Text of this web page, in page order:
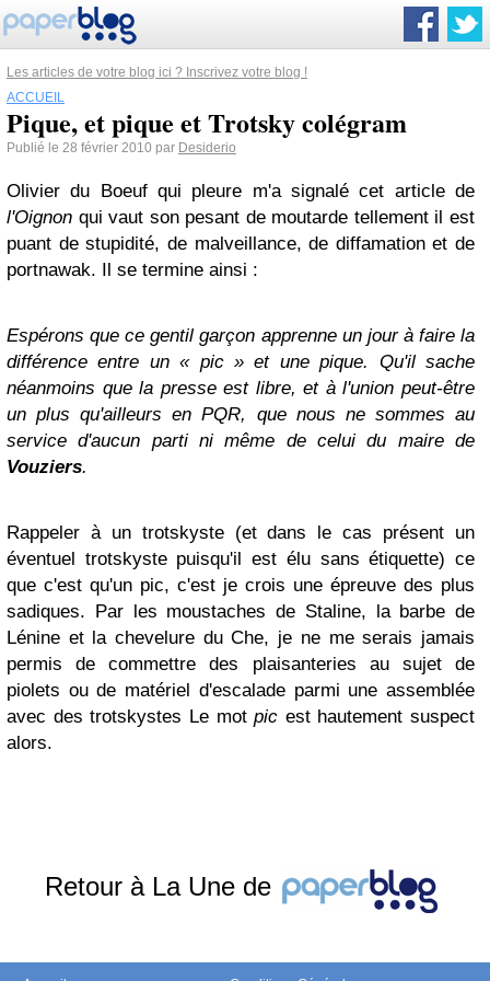
Les articles de votre blog ici ? Inscrivez votre blog !
ACCUEIL
Pique, et pique et Trotsky colégram
Publié le 28 février 2010 par Desiderio
Olivier du Boeuf qui pleure m'a signalé cet article de
l'Oignon qui vaut son pesant de moutarde tellement il est
puant de stupidité, de malveillance, de diffamation et de
portnawak. Il se termine ainsi :
Espérons que ce gentil garçon apprenne un jour à faire la
différence entre un « pic » et une pique. Qu'il sache
néanmoins que la presse est libre, et à l'union peut-être
un plus qu'ailleurs en PQR, que nous ne sommes au
service d'aucun parti ni même de celui du maire de
Vouziers.
Rappeler à un trotskyste (et dans le cas présent un
éventuel trotskyste puisqu'il est élu sans étiquette) ce
que c'est qu'un pic, c'est je crois une épreuve des plus
sadiques. Par les moustaches de Staline, la barbe de
Lénine et la chevelure du Che, je ne me serais jamais
permis de commettre des plaisanteries au sujet de
piolets ou de matériel d'escalade parmi une assemblée
avec des trotskystes Le motpic est hautement suspect
alors.
Retour à La Une de